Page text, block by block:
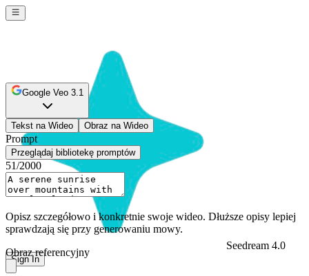
Seedream 4.0
Sign In
Google Veo 3.1
Tekst na Wideo Obraz na Wideo
Prompt
Przeglądaj bibliotekę promptów
51/2000
Opisz szczegółowo i konkretnie swoje wideo. Dłuższe opisy lepiej
sprawdzają się przy generowaniu mowy.
Obraz referencyjny